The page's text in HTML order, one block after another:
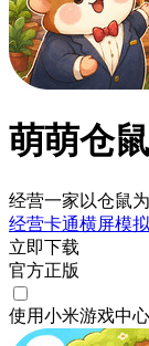
萌萌仓
经营一家以仓鼠
经营卡通横屏模拟
立即下载
官方正版
使用小米游戏中